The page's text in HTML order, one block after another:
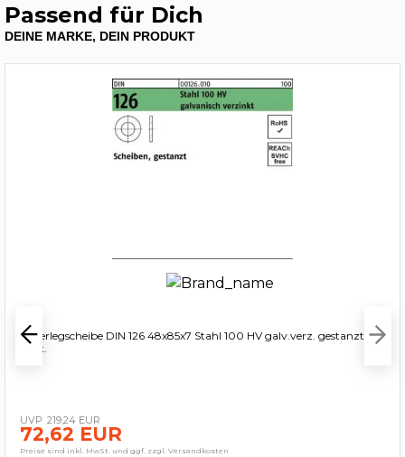
Passend für Dich
DEINE MARKE, DEIN PRODUKT
Unterlegscheibe DIN 126 48x85x7 Stahl 100 HV galv.verz. gestanzt
50St.
219,24 EUR
72,62 EUR
Preise sind inkl. MwSt. und ggf. zzgl. Versandkosten